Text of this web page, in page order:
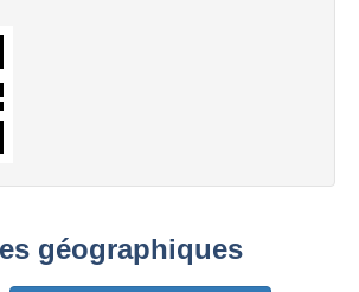
géographiques